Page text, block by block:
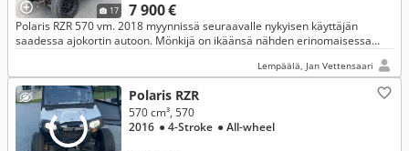
17 7 900 €
Polaris RZR 570 vm. 2018 myynnissä seuraavalle nykyisen käyttäjän
saadessa ajokortin autoon. Mönkijä on ikäänsä nähden erinomaisessa
Lempäälä, Jan Vettensaari
Polaris RZR
570 cm³, 570
2016 ● 4-Stroke ● All-wheel